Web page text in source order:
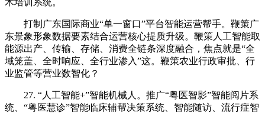
打制广东国际商业“单一窗口”平台智能运营帮手。鞭策广
东景象形象数据要素结合运营核心提质升级。鞭策人工智能取
能源出产、传输、存储、消费全链条深度融合，焦点就是“全
域笼盖、全时响应、全行业渗入”这。鞭策农业行政审批、行
业监管等营业数智化？
27. “人工智能+”智能机械人。推广“粤医智影”智能阅片系
统、“粤医慧诊”智能临床辅帮决策系统、智能随访、流行症智